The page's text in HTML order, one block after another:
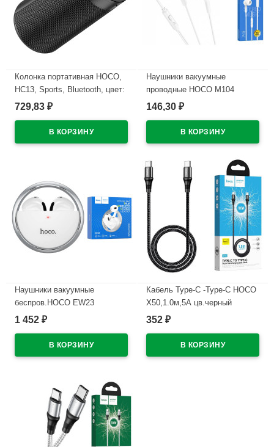
Колонка портативная HOCO,
HC13, Sports, Bluetooth, цвет:
чёрный
729,83 ₽
Наушники вакуумные
проводные HOCO M104
цв.белый
146,30 ₽
Наушники вакуумные
беспров.HOCO EW23
цв.серебристый
1 452 ₽
Кабель Type-C -Type-C HOCO
X50,1.0м,5А цв.черный
В наличии
352 ₽